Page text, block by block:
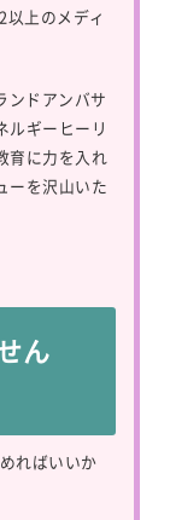
上のメディ
ドアンバサ
ルギーヒーリ
育に力を入れ
ーを沢山いた
ん
ればいいか